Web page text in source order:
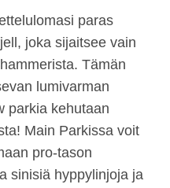
paras
joka sijaitsee vain
Tämän
lumivarman
parkia kehutaan
Main Parkissa voit
pro-tason
sinisiä hyppylinjoja ja